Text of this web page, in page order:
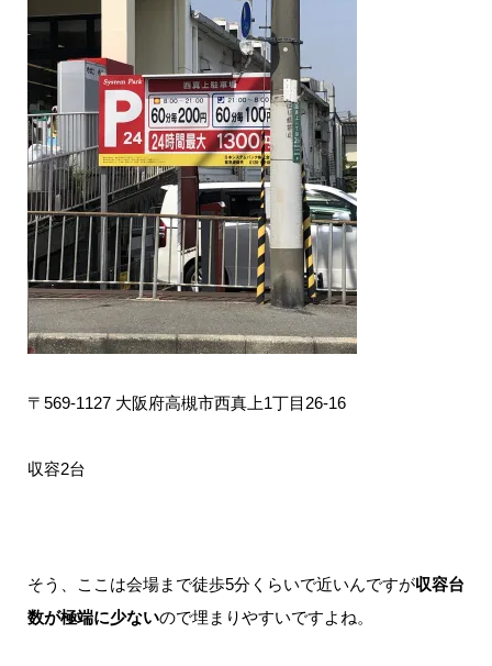
〒569-1127 大阪府高槻市西真上1丁目26-16
収容2台
そう、ここは会場まで徒歩5分くらいで近いんですが収容台
数が極端に少ないので埋まりやすいですよね。